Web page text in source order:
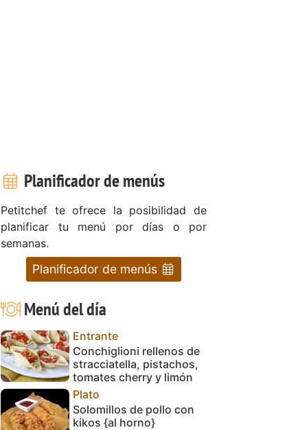
Planificador de menús
Petitchef te ofrece la posibilidad de
planificar tu menú por días o por
semanas.
Planificador de menús
Menú del día
Entrante
Conchiglioni rellenos de
stracciatella, pistachos,
tomates cherry y limón
Plato
Solomillos de pollo con
kikos {al horno}